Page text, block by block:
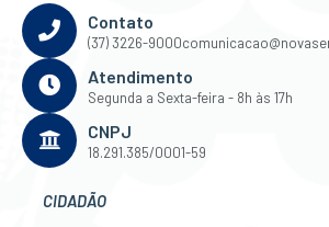
Contato
(37) 3226-9000
Atendimento
Segunda a Sexta-feira - 8h às 17h
CNPJ
18.291.385/0001-59
CIDADÃO